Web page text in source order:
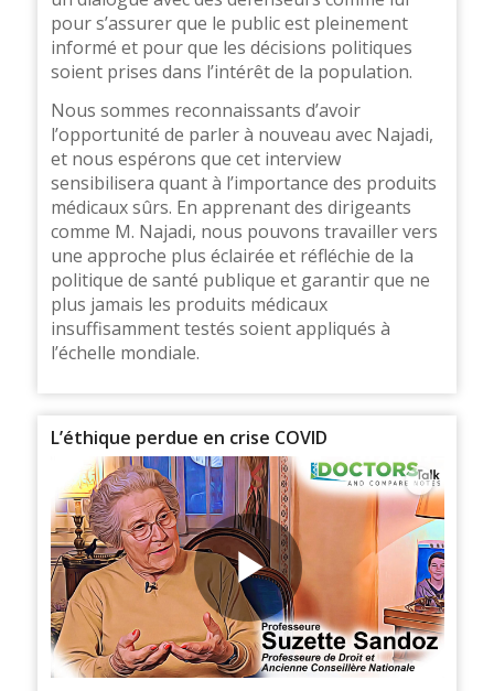
pour s’assurer que le public est pleinement
informé et pour que les décisions politiques
soient prises dans l’intérêt de la population.
Nous sommes reconnaissants d’avoir
l’opportunité de parler à nouveau avec Najadi,
et nous espérons que cet interview
sensibilisera quant à l’importance des produits
médicaux sûrs. En apprenant des dirigeants
comme M. Najadi, nous pouvons travailler vers
une approche plus éclairée et réfléchie de la
politique de santé publique et garantir que ne
plus jamais les produits médicaux
insuffisamment testés soient appliqués à
l’échelle mondiale.
L’éthique perdue en crise COVID